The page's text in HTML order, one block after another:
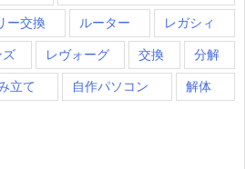
ー交換 ルーター レガシィ
ズ レヴォーグ 交換 分解
立て 自作パソコン 解体